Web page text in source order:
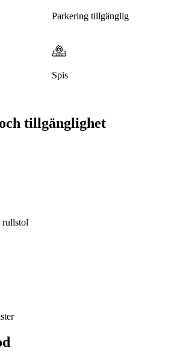
Parkering tillgänglig
Spis
tillgänglighet